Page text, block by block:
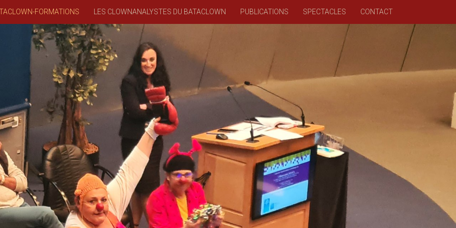
FORMATIONS LES CLOWNANALYSTES DU BATACLOWN PUBLICATIONS SPECTACLES CONTACT